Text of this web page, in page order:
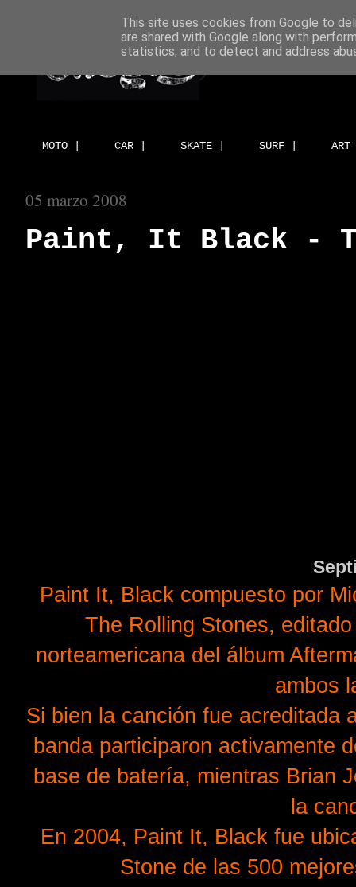
MOTO | CAR | SKATE | SURF |
05 marzo 2008
Paint, It Black -
Paint It, Black compuesto por
The Rolling Stones,
norteamericana del álbum
ambos
Si bien la canción fue acreditada
banda participaron activamente
base de batería, mientras Brian
la
En 2004, Paint It, Black fue
Stone de las 500
This site uses cookies from Google to
are shared with Google along with
statistics, and to detect and address